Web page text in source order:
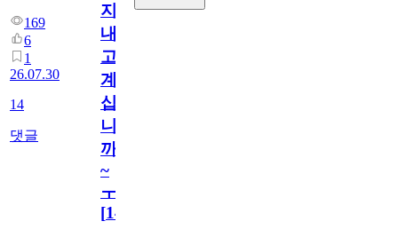
169
6
1
26.07.30
14
댓글
지
내
고
계
십
니
까
~
ㅜ
[14